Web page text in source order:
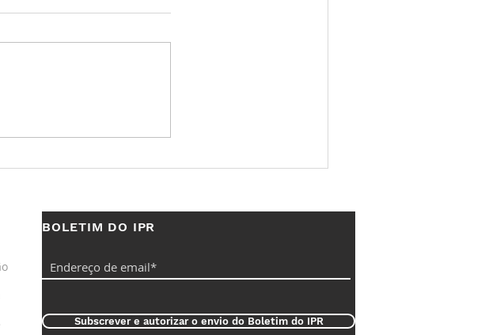
BOLETIM DO IPR
Subscrever e autorizar o envio do Boletim do IPR